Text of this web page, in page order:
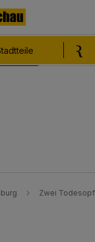
Zwei